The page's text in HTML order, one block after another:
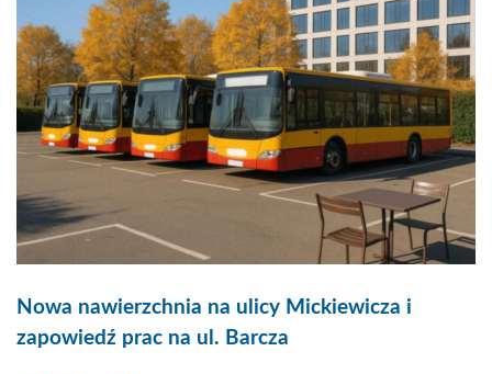
Nowa nawierzchnia na ulicy Mickiewicza i
zapowiedź prac na ul. Barcza